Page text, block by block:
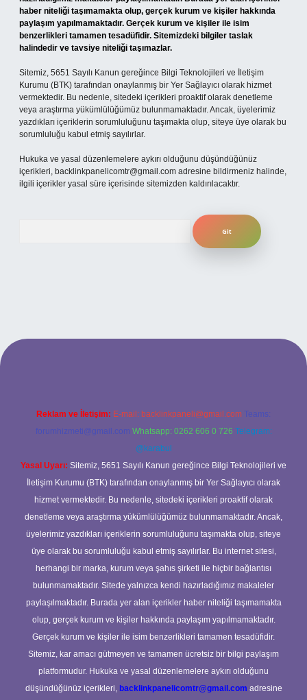
haber niteliği taşımamakta olup, gerçek kurum ve kişiler hakkında
paylaşım yapılmamaktadır. Gerçek kurum ve kişiler ile isim
benzerlikleri tamamen tesadüfidir. Sitemizdeki bilgiler taslak
halindedir ve tavsiye niteliği taşımazlar.
Sitemiz, 5651 Sayılı Kanun gereğince Bilgi Teknolojileri ve İletişim
Kurumu (BTK) tarafından onaylanmış bir Yer Sağlayıcı olarak hizmet
vermektedir. Bu nedenle, sitedeki içerikleri proaktif olarak denetleme
veya araştırma yükümlülüğümüz bulunmamaktadır. Ancak, üyelerimiz
yazdıkları içeriklerin sorumluluğunu taşımakta olup, siteye üye olarak bu
sorumluluğu kabul etmiş sayılırlar.
Hukuka ve yasal düzenlemelere aykırı olduğunu düşündüğünüz
içerikleri, backlinkpanelicomtr@gmail.com adresine bildirmeniz halinde,
ilgili içerikler yasal süre içerisinde sitemizden kaldırılacaktır.
Reklam ve İletişim: E-mail: backlinkpaneli@gmail.com Teams:
forumhizmeti@gmail.com Whatsapp: 0262 606 0 726 Telegram:
@karabul
Yasal Uyarı: Sitemiz, 5651 Sayılı Kanun gereğince Bilgi Teknolojileri ve
İletişim Kurumu (BTK) tarafından onaylanmış bir Yer Sağlayıcı olarak
hizmet vermektedir. Bu nedenle, sitedeki içerikleri proaktif olarak
denetleme veya araştırma yükümlülüğümüz bulunmamaktadır. Ancak,
üyelerimiz yazdıkları içeriklerin sorumluluğunu taşımakta olup, siteye
üye olarak bu sorumluluğu kabul etmiş sayılırlar. Bu internet sitesi,
herhangi bir marka, kurum veya şahıs şirketi ile hiçbir bağlantısı
bulunmamaktadır. Sitede yalnızca kendi hazırladığımız makaleler
paylaşılmaktadır. Burada yer alan içerikler haber niteliği taşımamakta
olup, gerçek kurum ve kişiler hakkında paylaşım yapılmamaktadır.
Gerçek kurum ve kişiler ile isim benzerlikleri tamamen tesadüfidir.
Sitemiz, kar amacı gütmeyen ve tamamen ücretsiz bir bilgi paylaşım
platformudur. Hukuka ve yasal düzenlemelere aykırı olduğunu
düşündüğünüz içerikleri, backlinkpanelicomtr@gmail.com adresine